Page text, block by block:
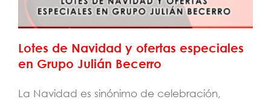
Lotes de Navidad y ofertas especiales
en Grupo Julián Becerro
La Navidad es sinónimo de celebración,